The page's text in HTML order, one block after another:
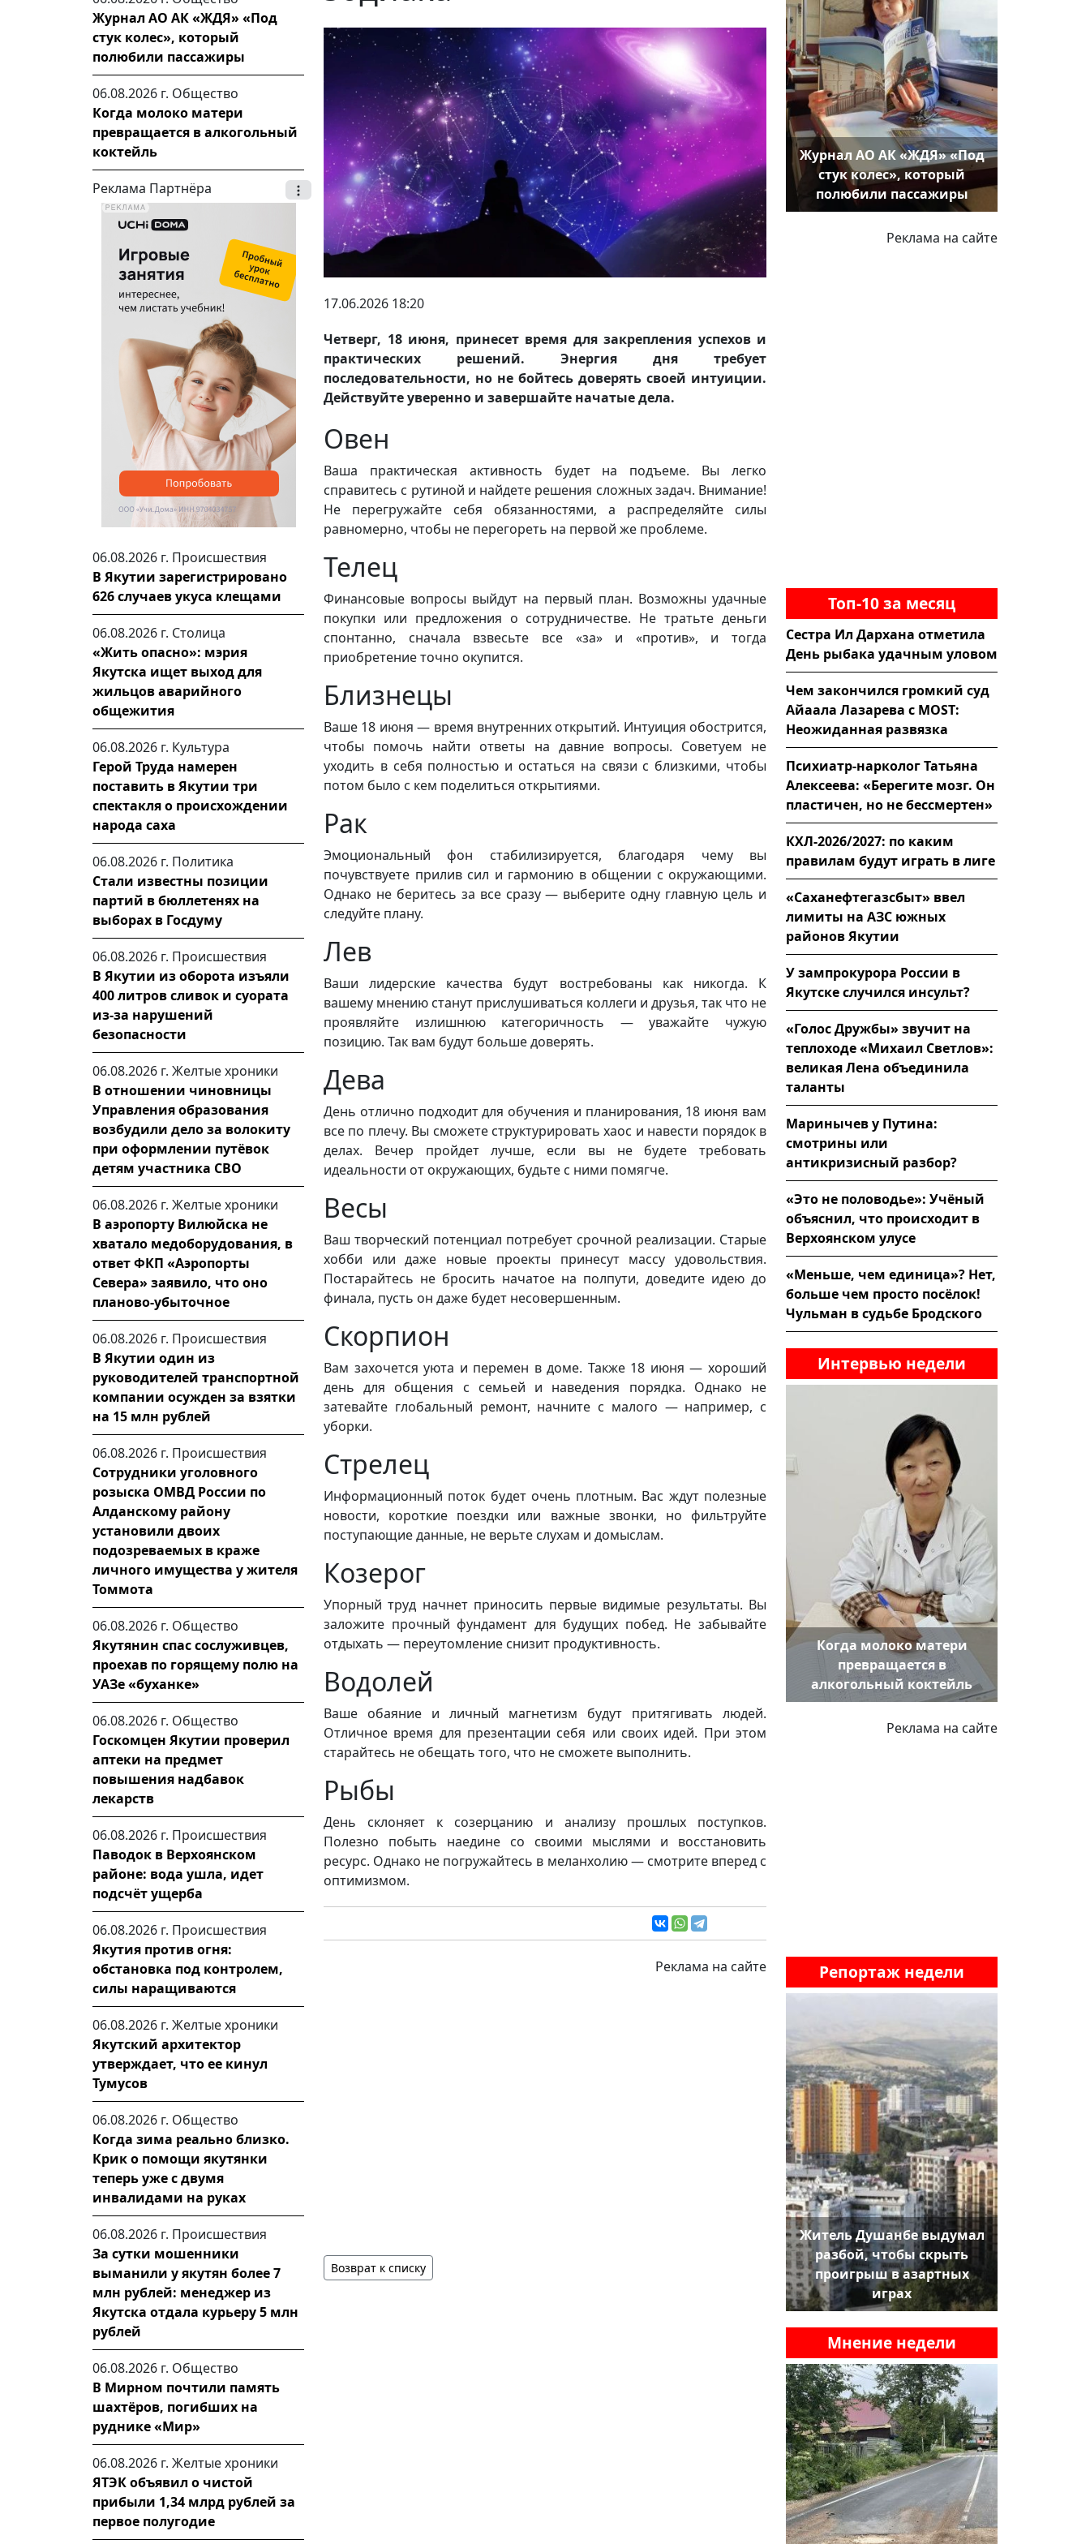
Журнал АО АК «ЖДЯ» «Под
стук колес», который
полюбили пассажиры
06.08.2026 г. Общество
Когда молоко матери
превращается в алкогольный
коктейль
Реклама Партнёра
06.08.2026 г. Происшествия
В Якутии зарегистрировано
626 случаев укуса клещами
06.08.2026 г. Столица
«Жить опасно»: мэрия
Якутска ищет выход для
жильцов аварийного
общежития
06.08.2026 г. Культура
Герой Труда намерен
поставить в Якутии три
спектакля о происхождении
народа саха
06.08.2026 г. Политика
Стали известны позиции
партий в бюллетенях на
выборах в Госдуму
06.08.2026 г. Происшествия
В Якутии из оборота изъяли
400 литров сливок и суората
из-за нарушений
безопасности
06.08.2026 г. Желтые хроники
В отношении чиновницы
Управления образования
возбудили дело за волокиту
при оформлении путёвок
детям участника СВО
06.08.2026 г. Желтые хроники
В аэропорту Вилюйска не
хватало медоборудования, в
ответ ФКП «Аэропорты
Севера» заявило, что оно
планово-убыточное
06.08.2026 г. Происшествия
В Якутии один из
руководителей транспортной
компании осужден за взятки
на 15 млн рублей
06.08.2026 г. Происшествия
Сотрудники уголовного
розыска ОМВД России по
Алданскому району
установили двоих
подозреваемых в краже
личного имущества у жителя
Томмота
06.08.2026 г. Общество
Якутянин спас сослуживцев,
проехав по горящему полю на
УАЗе «буханке»
06.08.2026 г. Общество
Госкомцен Якутии проверил
аптеки на предмет
повышения надбавок
лекарств
06.08.2026 г. Происшествия
Паводок в Верхоянском
районе: вода ушла, идет
подсчёт ущерба
06.08.2026 г. Происшествия
Якутия против огня:
обстановка под контролем,
силы наращиваются
06.08.2026 г. Желтые хроники
Якутский архитектор
утверждает, что ее кинул
Тумусов
06.08.2026 г. Общество
Когда зима реально близко.
Крик о помощи якутянки
теперь уже с двумя
инвалидами на руках
06.08.2026 г. Происшествия
За сутки мошенники
выманили у якутян более 7
млн рублей: менеджер из
Якутска отдала курьеру 5 млн
рублей
06.08.2026 г. Общество
В Мирном почтили память
шахтёров, погибших на
руднике «Мир»
06.08.2026 г. Желтые хроники
ЯТЭК объявил о чистой
прибыли 1,34 млрд рублей за
первое полугодие
17.06.2026 18:20
Четверг, 18 июня, принесет время для закрепления успехов и
практических решений. Энергия дня требует
последовательности, но не бойтесь доверять своей интуиции.
Действуйте уверенно и завершайте начатые дела.
Овен
Ваша практическая активность будет на подъеме. Вы легко
справитесь с рутиной и найдете решения сложных задач. Внимание!
Не перегружайте себя обязанностями, а распределяйте силы
равномерно, чтобы не перегореть на первой же проблеме.
Телец
Финансовые вопросы выйдут на первый план. Возможны удачные
покупки или предложения о сотрудничестве. Не тратьте деньги
спонтанно, сначала взвесьте все «за» и «против», и тогда
приобретение точно окупится.
Близнецы
Ваше 18 июня — время внутренних открытий. Интуиция обострится,
чтобы помочь найти ответы на давние вопросы. Советуем не
уходить в себя полностью и остаться на связи с близкими, чтобы
потом было с кем поделиться открытиями.
Рак
Эмоциональный фон стабилизируется, благодаря чему вы
почувствуете прилив сил и гармонию в общении с окружающими.
Однако не беритесь за все сразу — выберите одну главную цель и
следуйте плану.
Лев
Ваши лидерские качества будут востребованы как никогда. К
вашему мнению станут прислушиваться коллеги и друзья, так что не
проявляйте излишнюю категоричность — уважайте чужую
позицию. Так вам будут больше доверять.
Дева
День отлично подходит для обучения и планирования, 18 июня вам
все по плечу. Вы сможете структурировать хаос и навести порядок в
делах. Вечер пройдет лучше, если вы не будете требовать
идеальности от окружающих, будьте с ними помягче.
Весы
Ваш творческий потенциал потребует срочной реализации. Старые
хобби или даже новые проекты принесут массу удовольствия.
Постарайтесь не бросить начатое на полпути, доведите идею до
финала, пусть он даже будет несовершенным.
Скорпион
Вам захочется уюта и перемен в доме. Также 18 июня — хороший
день для общения с семьей и наведения порядка. Однако не
затевайте глобальный ремонт, начните с малого — например, с
уборки.
Стрелец
Информационный поток будет очень плотным. Вас ждут полезные
новости, короткие поездки или важные звонки, но фильтруйте
поступающие данные, не верьте слухам и домыслам.
Козерог
Упорный труд начнет приносить первые видимые результаты. Вы
заложите прочный фундамент для будущих побед. Не забывайте
отдыхать — переутомление снизит продуктивность.
Водолей
Ваше обаяние и личный магнетизм будут притягивать людей.
Отличное время для презентации себя или своих идей. При этом
старайтесь не обещать того, что не сможете выполнить.
Рыбы
День склоняет к созерцанию и анализу прошлых поступков.
Полезно побыть наедине со своими мыслями и восстановить
ресурс. Однако не погружайтесь в меланхолию — смотрите вперед с
оптимизмом.
Реклама на сайте
Возврат к списку
Журнал АО АК «ЖДЯ» «Под
стук колес», который
полюбили пассажиры
Реклама на сайте
Топ-10 за месяц
Сестра Ил Дархана отметила
День рыбака удачным уловом
Чем закончился громкий суд
Айаала Лазарева с MOST:
Неожиданная развязка
Психиатр-нарколог Татьяна
Алексеева: «Берегите мозг. Он
пластичен, но не бессмертен»
КХЛ-2026/2027: по каким
правилам будут играть в лиге
«Саханефтегазсбыт» ввел
лимиты на АЗС южных
районов Якутии
У зампрокурора России в
Якутске случился инсульт?
«Голос Дружбы» звучит на
теплоходе «Михаил Светлов»:
великая Лена объединила
таланты
Маринычев у Путина:
смотрины или
антикризисный разбор?
«Это не половодье»: Учёный
объяснил, что происходит в
Верхоянском улусе
«Меньше, чем единица»? Нет,
больше чем просто посёлок!
Чульман в судьбе Бродского
Интервью недели
Когда молоко матери
превращается в
алкогольный коктейль
Реклама на сайте
Репортаж недели
Житель Душанбе выдумал
разбой, чтобы скрыть
проигрыш в азартных
играх
Мнение недели